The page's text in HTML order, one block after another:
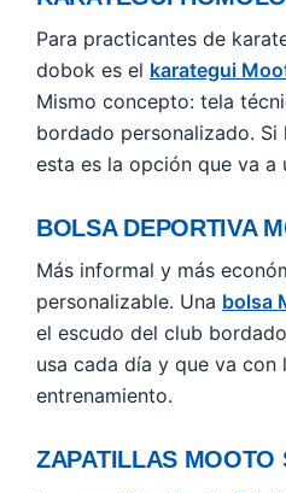
Para practicantes de
dobok es el karategui
Mismo concepto: tela
bordado personalizado. Si
esta es la opción que va a
BOLSA DEPORTIVA
Más informal y más
personalizable. Una bolsa
el escudo del club
usa cada día y que va con
entrenamiento.
ZAPATILLAS MOOTO